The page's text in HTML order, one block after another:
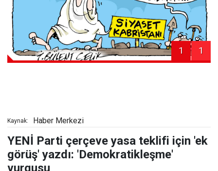
1 1
Kaynak: Haber Merkezi
YENİ Parti çerçeve yasa teklifi için 'ek
görüş' yazdı: 'Demokratikleşme'
vurgusu